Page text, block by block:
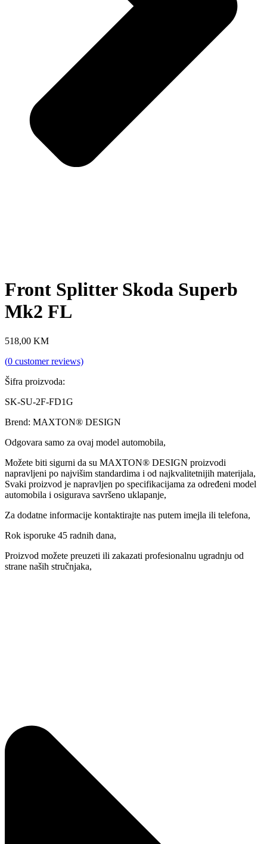
Front Splitter Skoda Superb
Mk2 FL
518,00 KM
(0 customer reviews)
Šifra proizvoda:
SK-SU-2F-FD1G
Brend: MAXTON® DESIGN
Odgovara samo za ovaj model automobila,
Možete biti sigurni da su MAXTON® DESIGN proizvodi
napravljeni po najvišim standardima i od najkvalitetnijih materijala,
Svaki proizvod je napravljen po specifikacijama za određeni model
automobila i osigurava savršeno uklapanje,
Za dodatne informacije kontaktirajte nas putem imejla ili telefona,
Rok isporuke 45 radnih dana,
Proizvod možete preuzeti ili zakazati profesionalnu ugradnju od
strane naših stručnjaka,